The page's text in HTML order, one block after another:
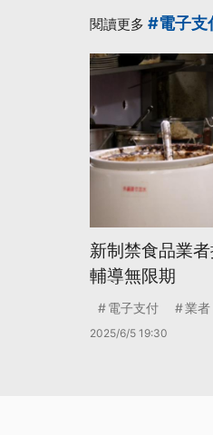
閱讀更多 #電子支
新制禁食品業
輔導無限期
電子支付 業者
2025/6/5 19:30